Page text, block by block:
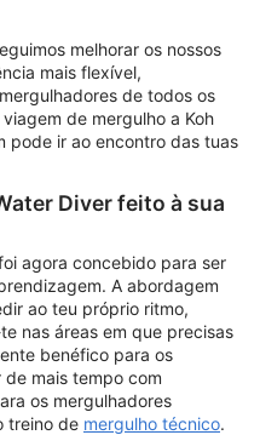
melhorar os nossos
mais flexível,
de todos os
de mergulho a Koh
pode ir ao encontro das tuas
Diver feito à sua
agora concebido para ser
A abordagem
ao teu próprio ritmo,
nas áreas em que precisas
benéfico para os
mais tempo com
os mergulhadores
treino de mergulho técnico.